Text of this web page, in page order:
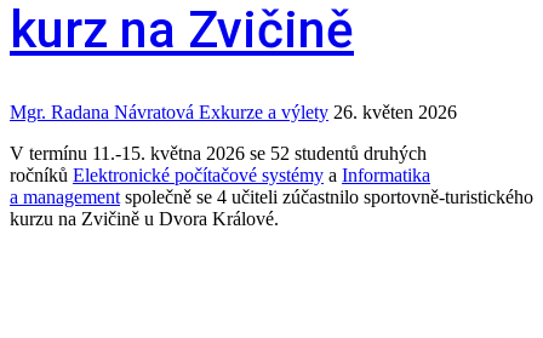
kurz na Zvičině
Mgr. Radana Návratová Exkurze a výlety 26. květen 2026
V termínu 11.-15. května 2026 se 52 studentů druhých
ročníků Elektronické počítačové systémy a Informatika
a management společně se 4 učiteli zúčastnilo sportovně‑turistického
kurzu na Zvičině u Dvora Králové.